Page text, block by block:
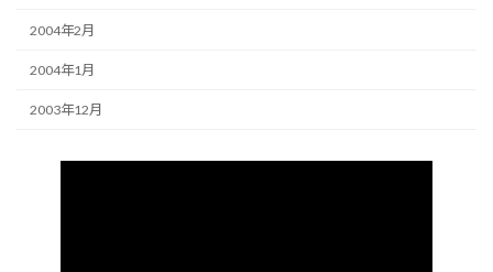
2004年2月
2004年1月
2003年12月